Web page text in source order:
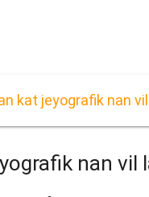
kat jeyografik nan
nan vil